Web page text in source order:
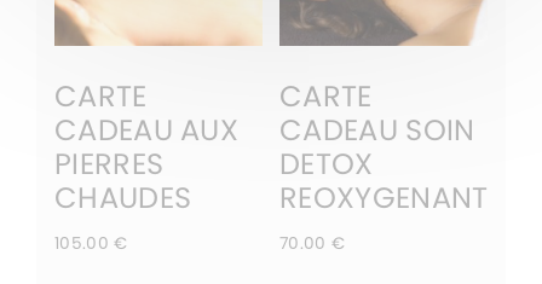
CARTE
CADEAU AUX
PIERRES
CHAUDES
105.00€
CARTE
CADEAU SOIN
DETOX
REOXYGENANT
70.00 €